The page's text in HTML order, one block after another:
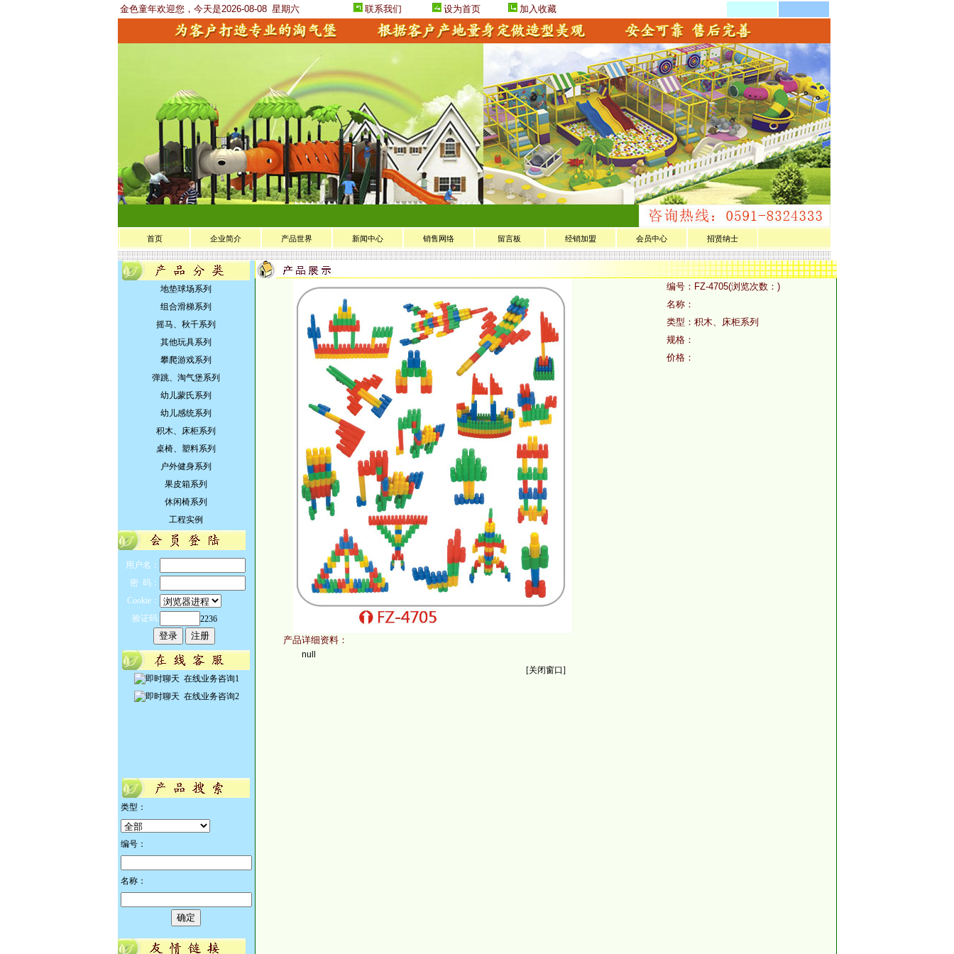
金色童年欢迎您，今天是2026-08-08 星期六 联系我们 设为首页 加入收藏
首页 企业简介 产品世界 新闻中心 销售网络 留言板 经销加盟 会员中心 招贤纳士
地垫球场系列
组合滑梯系列
摇马、秋千系列
其他玩具系列
攀爬游戏系列
弹跳、淘气堡系列
幼儿蒙氏系列
幼儿感统系列
积木、床柜系列
桌椅、塑料系列
户外健身系列
果皮箱系列
休闲椅系列
工程实例
用户名：
密 码：
Cookie：
验证码:
2236
在线业务咨询1
在线业务咨询2
类型：
编号：
名称：
编号： FZ-4705(浏览次数：)
名称：
类型： 积木、床柜系列
规格：
价格：
产品详细资料：
null
[关闭窗口]